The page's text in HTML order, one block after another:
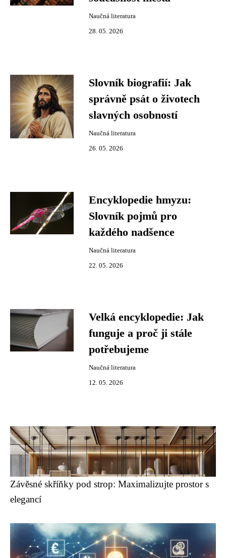
Naučná literatura
28. 05. 2026
Slovník biografií: Jak
správně psát o životech
slavných osobností
Naučná literatura
26. 05. 2026
Encyklopedie hmyzu:
Slovník pojmů pro
každého nadšence
Naučná literatura
22. 05. 2026
Velká encyklopedie: Jak
funguje a proč ji stále
potřebujeme
Naučná literatura
12. 05. 2026
Závěsné skříňky pod strop: Maximalizujte prostor s
elegancí